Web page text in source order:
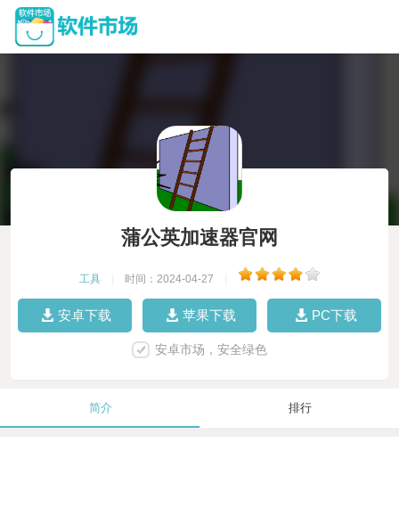
蒲公英加速器官网
工具 时间：2024-04-27
安卓下载 苹果下载 PC下载
安卓市场，安全绿色
简介 排行